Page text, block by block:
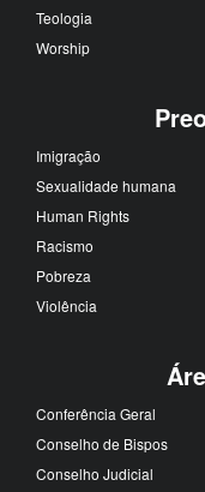
Teologia
Worship
Imigração
Sexualidade humana
Human Rights
Racismo
Pobreza
Violência
Conferência Geral
Conselho de Bispos
Conselho Judicial